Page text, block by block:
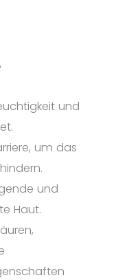
und
um das
und
Haut.